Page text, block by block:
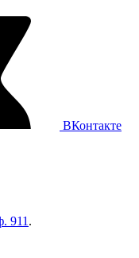
ВКонтакте
911.